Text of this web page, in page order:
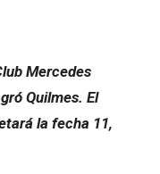
Mercedes
Quilmes. El
la fecha 11,